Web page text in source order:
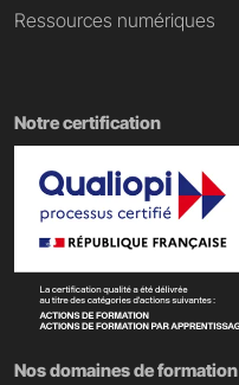
Ressources numériques
Notre certification
Nos domaines de formation